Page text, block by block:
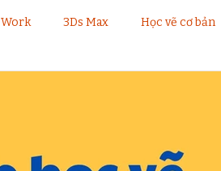
Work 3Ds Max Học vẽ cơ bản